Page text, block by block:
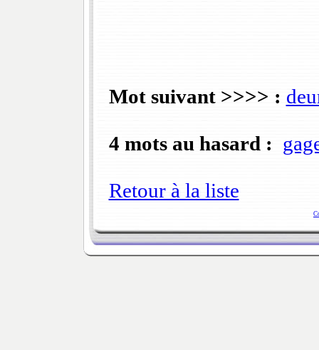
Mot suivant >>>> :
4 mots au hasard :
Retour à la liste